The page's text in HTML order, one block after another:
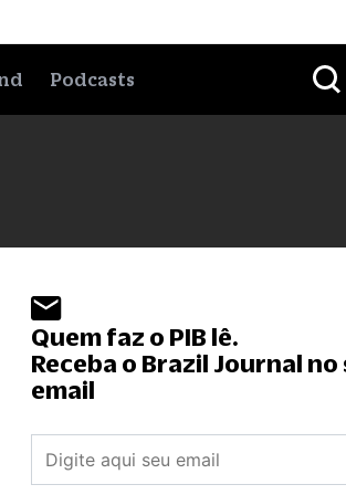
Podcasts
Quem faz o PIB lê.
Receba o Brazil Journal no
email